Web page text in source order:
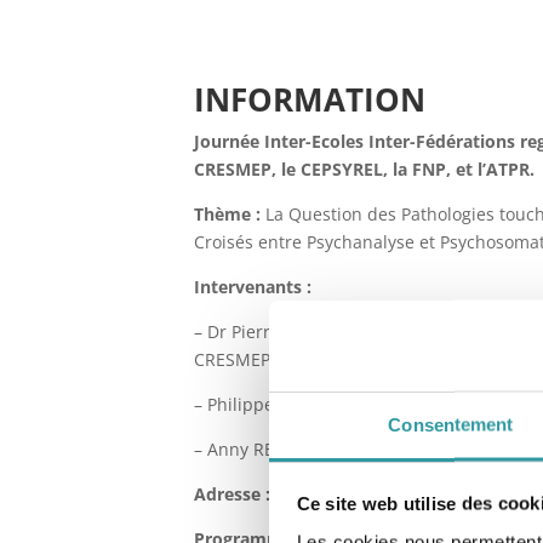
Consentement
Ce site web utilise des
INFORMATION
Journée Inter-Ecoles Inter-Fédérations
CRESMEP, le CEPSYREL, la FNP, et l’ATPR.
Thème : La Question des Pathologies
Croisés entre Psychanalyse et
Intervenants :
– Dr Pierre BOQUEL, Médecin
CRESMEP
– Philippe SCHALLER, Psychanalyste et
– Anny REY, Psychanalyste, Sexologue
Adresse : Salle « La Bulle » – Impasse